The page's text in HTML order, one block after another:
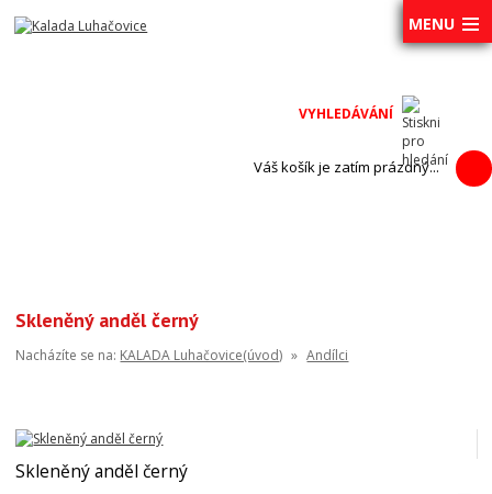
MENU
Váš košík je zatím prázdný...
Skleněný anděl černý
Nacházíte se na: KALADA Luhačovice(úvod) » Andílci
Skleněný anděl černý